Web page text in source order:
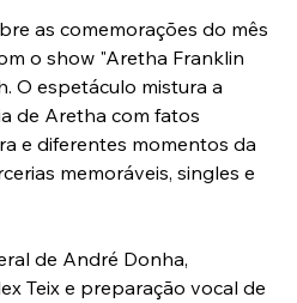
as comemorações do mês
o show "Aretha Franklin
O espetáculo mistura a
de Aretha com fatos
e diferentes momentos da
memoráveis, singles e
de André Donha,
Teix e preparação vocal de